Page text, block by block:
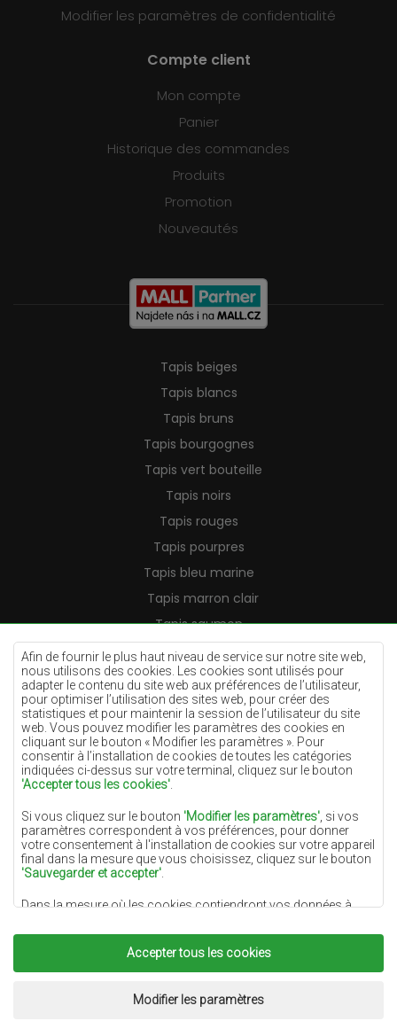
Afin de fournir le plus haut niveau de service sur notre site web,
nous utilisons des cookies. Les cookies sont utilisés pour
adapter le contenu du site web aux préférences de l’utilisateur,
pour optimiser l’utilisation des sites web, pour créer des
statistiques et pour maintenir la session de l’utilisateur du site
web. Vous pouvez modifier les paramètres des cookies en
cliquant sur le bouton « Modifier les paramètres ». Pour
consentir à l’installation de cookies de toutes les catégories
indiquées ci-dessus sur votre terminal, cliquez sur le bouton
'Accepter tous les cookies'
Si vous cliquez sur le bouton 'Modifier les paramètres' , si vos
paramètres correspondent à vos préférences, pour donner
votre consentement à l'installation de cookies sur votre appareil
final dans la mesure que vous choisissez, cliquez sur le bouton
'Sauvegarder et accepter'
Dans la mesure où les cookies contiendront vos données à
du responsable du traitement des données (DYWANYCHEMEX)
ou de tiers sous la forme de la fourniture de services de haute
qualité sur notre site Web et des activités de marketing du
responsable du traitement des données et de ses Partenaires de
Accepter tous les cookies
Modifier les paramètres
Modifier les paramètres de confidentialité
Compte client
Mon compte
Panier
Historique des commandes
Produits
Promotion
Nouveautés
Tapis beiges
Tapis blancs
Tapis bruns
Tapis bourgognes
Tapis vert bouteille
Tapis noirs
Tapis rouges
Tapis pourpres
Tapis bleu marine
Tapis marron clair
Tapis saumon
Tapis crème
Tapis lilas
Tapis jaunes
Tapis menthe
Tapis bleus
Tapis oranges
Tapis gris
Tapis terre cuite
Tapis dorés
Réalisation:www.dimax.pl